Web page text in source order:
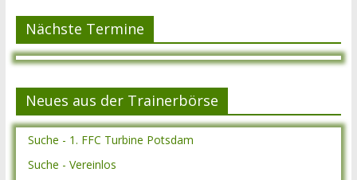
Nächste Termine
Neues aus der Trainerbörse
Suche - 1. FFC Turbine Potsdam
Suche - Vereinlos